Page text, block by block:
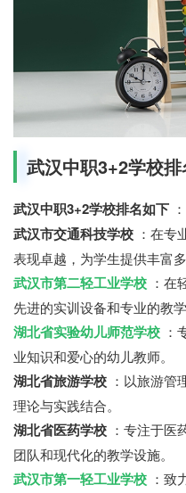
武汉中职3+2学校排
武汉中职3+2学校排名如下 ：
武汉市交通科技学校 ：在专
表现卓越，为学生提供丰富
武汉市第二轻工业学校 ：在
先进的实训设备和专业的教学
湖北省实验幼儿师范学校 ：
业知识和爱心的幼儿教师。
湖北省旅游学校 ：以旅游管
理论与实践结合。
湖北省医药学校 ：专注于医
团队和现代化的教学设施。
武汉市第一轻工业学校 ：致